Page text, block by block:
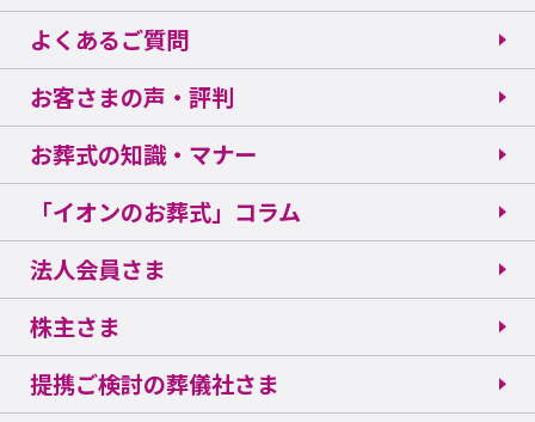
よくあるご質問
お客さまの声・評判
お葬式の知識・マナー
「イオンのお葬式」コラム
法人会員さま
株主さま
提携ご検討の葬儀社さま